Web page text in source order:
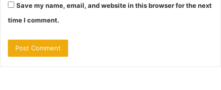
Save my name, email, and website in this browser for the next
time I comment.